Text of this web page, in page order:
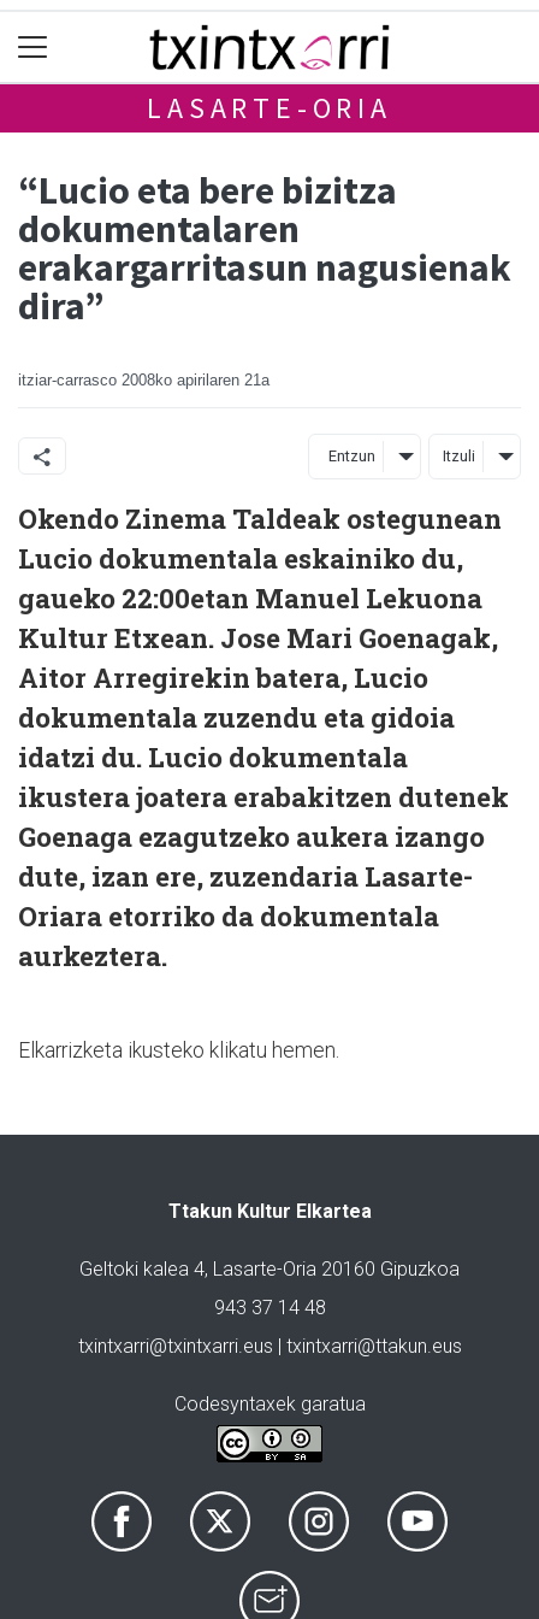
LASARTE-ORIA
“Lucio eta bere bizitza
dokumentalaren
erakargarritasun nagusienak
dira”
itziar-carrasco 2008ko apirilaren 21a
Entzun Itzuli
Okendo Zinema Taldeak ostegunean
Lucio dokumentala eskainiko du,
gaueko 22:00etan Manuel Lekuona
Kultur Etxean. Jose Mari Goenagak,
Aitor Arregirekin batera, Lucio
dokumentala zuzendu eta gidoia
idatzi du. Lucio dokumentala
ikustera joatera erabakitzen dutenek
Goenaga ezagutzeko aukera izango
dute, izan ere, zuzendaria Lasarte-
Oriara etorriko da dokumentala
aurkeztera.
Elkarrizketa ikusteko klikatu hemen.
Ttakun Kultur Elkartea
Geltoki kalea 4, Lasarte-Oria 20160 Gipuzkoa
943 37 14 48
txintxarri@txintxarri.eus | txintxarri@ttakun.eus
Codesyntaxek garatua